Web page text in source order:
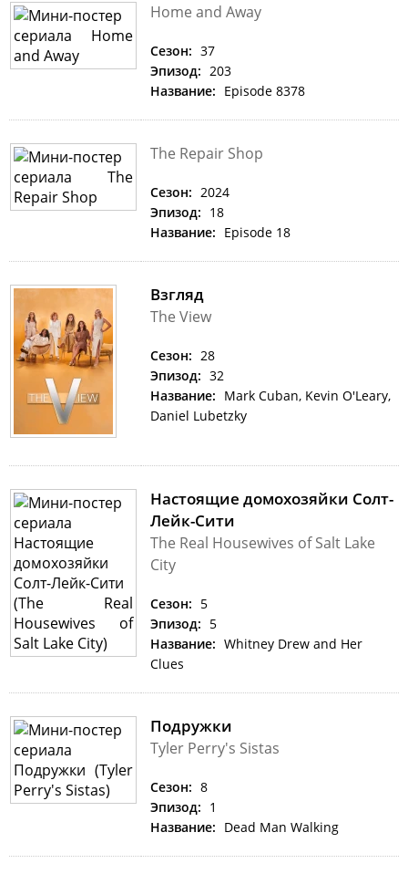
Home and Away
Сезон: 37
Эпизод: 203
Название: Episode 8378
The Repair Shop
Сезон: 2024
Эпизод: 18
Название: Episode 18
Взгляд
The View
Сезон: 28
Эпизод: 32
Название: Mark Cuban, Kevin O'Leary,
Daniel Lubetzky
Настоящие домохозяйки Солт-
Лейк-Сити
The Real Housewives of Salt Lake
City
Сезон: 5
Эпизод: 5
Название: Whitney Drew and Her
Clues
Подружки
Tyler Perry's Sistas
Сезон: 8
Эпизод: 1
Название: Dead Man Walking